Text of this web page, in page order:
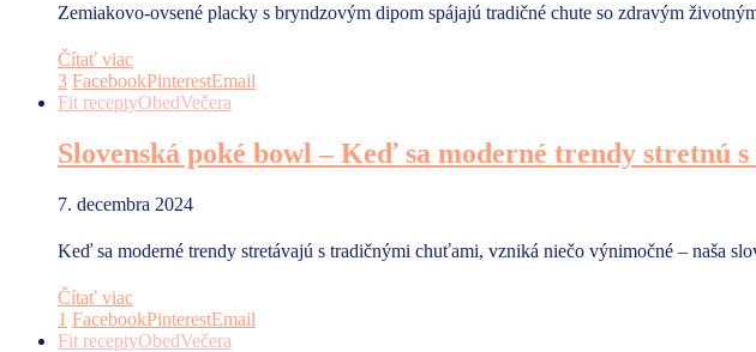
Zemiakovo-ovsené placky s bryndzovým dipom spájajú tradičné chute so zdravým
Čítať viac
3 FacebookPinterestEmail
Fit receptyObedVečera
Slovenská poké bowl – Keď sa moderné trendy stretnú
7. decembra 2024
Keď sa moderné trendy stretávajú s tradičnými chuťami, vzniká niečo výnimočné – naša
Čítať viac
1 FacebookPinterestEmail
Fit receptyObedVečera